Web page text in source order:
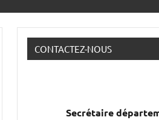
CONTACTEZ-NOUS
Secrétaire